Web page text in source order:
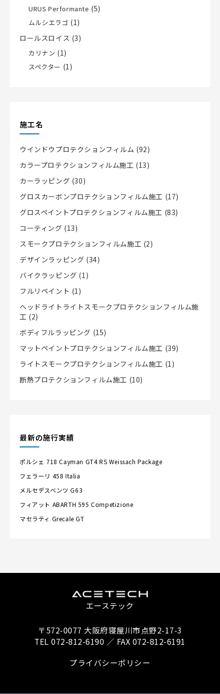
URUS Performante (5)
ムルシエラゴ (1)
ロールスロイス (3)
カリナン (1)
スペクター (1)
施工名
ウインドウプロテクションフィルム (92)
カラープロテクションフィルム施工 (13)
カーラッピング (30)
グロスカーボンプロテクションフィルム施工 (17)
グロスペイントプロテクションフィルム施工 (83)
コーティング (13)
スモークプロテクションフィルム施工 (2)
デザインラッピング (34)
バイクラッピング (1)
フルリペイント (1)
ヘッドライトライトスモークプロテクションフィルム施
工 (2)
ボディフルラッピング (15)
マットペイントプロテクションフィルム施工 (39)
ライトスモークプロテクションフィルム施工 (1)
断熱プロテクションフィルム施工 (10)
最新の施行実績
ポルシェ 718 Cayman GT4 RS Weissach Package
フェラーリ 458 Italia
メルセデスベンツ G63
フィアット ABARTH 595 Competizione
マセラティ Grecale GT
エーステック
〒572-0077 大阪府寝屋川市点野2-17-3
TEL 072-812-6190 ／ FAX 072-812-6191
プライバシーポリシー